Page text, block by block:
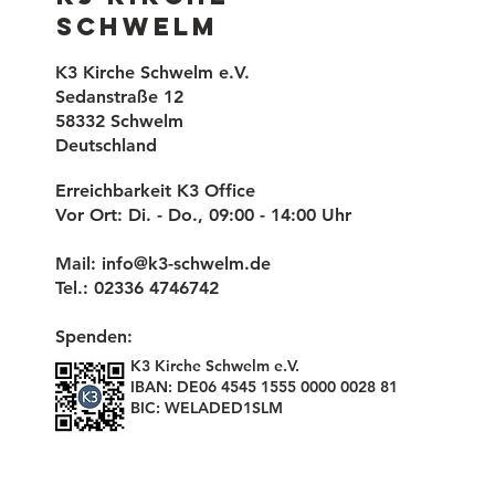
Schwelm
K3 Kirche Schwelm e.V.
Sedanstraße 12
58332 Schwelm
Deutschland
Erreichbarkeit K3 Office
Vor Ort: Di. - Do., 09:00 - 14:00 Uhr
Mail: info@k3-schwelm.de
Tel.: 02336 4746742
Spenden:
K3 Kirche Schwelm e.V.
IBAN: DE06 4545 1555 0000 0028 81
BIC: WELADED1SLM